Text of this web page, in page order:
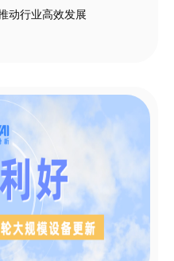
动行业高效发展